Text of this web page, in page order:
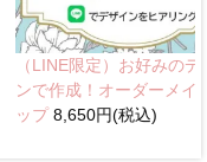
（LINE限定）お好みのデ
ンで作成！オーダーメイ
ップ8,650円(税込)